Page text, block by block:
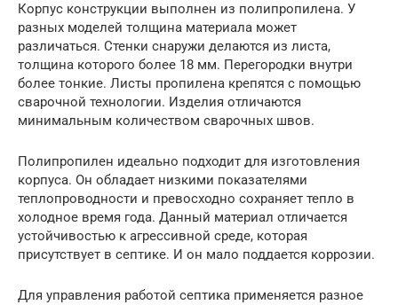
Корпус конструкции выполнен из полипропилена. У
разных моделей толщина материала может
различаться. Стенки снаружи делаются из листа,
толщина которого более 18 мм. Перегородки внутри
более тонкие. Листы пропилена крепятся с помощью
сварочной технологии. Изделия отличаются
минимальным количеством сварочных швов.
Полипропилен идеально подходит для изготовления
корпуса. Он обладает низкими показателями
теплопроводности и превосходно сохраняет тепло в
холодное время года. Данный материал отличается
устойчивостью к агрессивной среде, которая
присутствует в септике. И он мало поддается коррозии.
Для управления работой септика применяется разное